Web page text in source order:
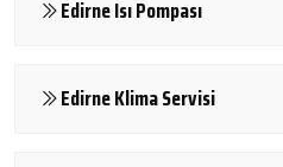
Edirne Isı Pompası
Edirne Klima Servisi